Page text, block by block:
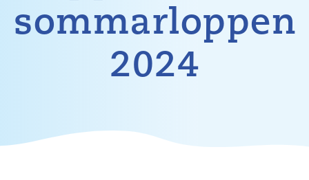
sommarloppen
2024